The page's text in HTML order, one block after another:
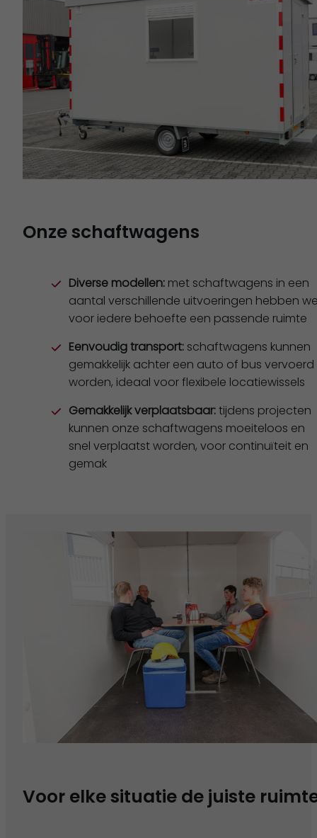
Onze schaftwagens
Diverse modellen: met schaftwagens in een
aantal verschillende uitvoeringen hebben
voor iedere behoefte een passende ruimte
Eenvoudig transport: schaftwagens kunnen
gemakkelijk achter een auto of bus vervoerd
worden, ideaal voor flexibele locatiewissels
Gemakkelijk verplaatsbaar:tijdens projecten
kunnen onze schaftwagens moeiteloos en
snel verplaatst worden, voor continuïteit en
gemak
Voor elke situatie de juiste